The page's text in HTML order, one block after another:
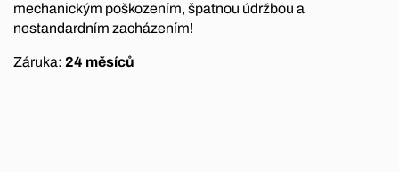
mechanickým poškozením, špatnou údržbou a
nestandardním zacházením!
Záruka: 24 měsíců